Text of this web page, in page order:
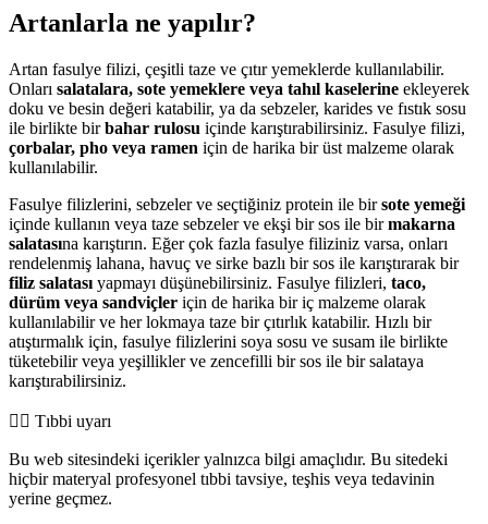
Artanlarla ne yapılır?
Artan fasulye filizi, çeşitli taze ve çıtır yemeklerde kullanılabilir.
Onları salatalara, sote yemeklere veya tahıl kaselerine ekleyerek
doku ve besin değeri katabilir, ya da sebzeler, karides ve fıstık sosu
ile birlikte birbahar rulosu içinde karıştırabilirsiniz. Fasulye filizi,
çorbalar, pho veya ramen için de harika bir üst malzeme olarak
kullanılabilir.
Fasulye filizlerini, sebzeler ve seçtiğiniz protein ile birsote yemeği
içinde kullanın veya taze sebzeler ve ekşi bir sos ile birmakarna
salatasına karıştırın. Eğer çok fazla fasulye filiziniz varsa, onları
rendelenmiş lahana, havuç ve sirke bazlı bir sos ile karıştırarak bir
filiz salatası yapmayı düşünebilirsiniz. Fasulye filizleri, taco,
dürüm veya sandviçler için de harika bir iç malzeme olarak
kullanılabilir ve her lokmaya taze bir çıtırlık katabilir. Hızlı bir
atıştırmalık için, fasulye filizlerini soya sosu ve susam ile birlikte
tüketebilir veya yeşillikler ve zencefilli bir sos ile bir salataya
karıştırabilirsiniz.
👨‍⚕️️ Tıbbi uyarı
Bu web sitesindeki içerikler yalnızca bilgi amaçlıdır. Bu sitedeki
hiçbir materyal profesyonel tıbbi tavsiye, teşhis veya tedavinin
yerine geçmez.